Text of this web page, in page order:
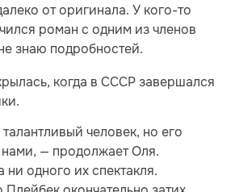
от оригинала. У кого-то
роман с одним из членов
знаю подробностей.
когда в СССР завершался
человек, но его
— продолжает Оля.
ни одного их спектакля.